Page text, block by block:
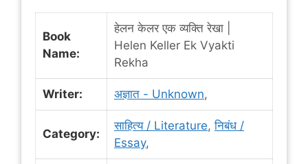
Book
Name:
हेलन केलर एक व्यक्ति रेखा |
Helen Keller Ek Vyakti
Rekha
Writer: अज्ञात - Unknown,
Category:
साहित्य / Literature,निबंध /
Essay,